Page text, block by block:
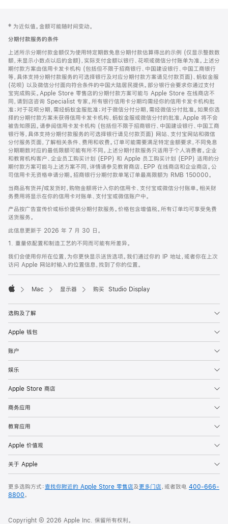
页
页
脚
注
‡ 为近似值。金额可能随时间变动。
分期付款服务的条件
上述所示分期付款金额仅为使用特定期数免息分期付款估算得出的示例 (仅显示整数数
额，未显示小数点以后的金额)，实际支付金额以银行、花呗或微信分付账单为准。上述分
期付款方案由信用卡发卡机构 (包括但不限于招商银行、中国建设银行、中国工商银行
等，具体支持分期付款服务的可选择银行及对应分期付款方案请见付款页面)、蚂蚁金服
(花呗) 以及微信分付面向符合条件的中国大陆居民提供。部分银行会要求你通过支付
宝完成购买。Apple Store 零售店的分期付款方案可能与 Apple Store 在线商店不
同，请到店咨询 Specialist 专家。所有银行信用卡分期均需经你的信用卡发卡机构批
准；对于花呗分期，需经蚂蚁金服批准；对于微信分付分期，需经微信分付批准。如果你选
择的分期付款方案未获得信用卡发卡机构、蚂蚁金服或微信分付的批准，Apple 将不会
被告知原因。请参阅信用卡发卡机构 (包括但不限于招商银行、中国建设银行、中国工商
银行等，具体支持分期付款服务的可选择银行请见付款页面) 网站、支付宝网站和微信
分付服务页面，了解相关条件、费用和收费。订单可能需要满足特定金额要求，不同免息
分期期数对应的最低限额可能有所不同。上述分期付款服务只适用于个人消费者。企业
和教育机构客户、企业员工购买计划 (EPP) 和 Apple 员工购买计划 (EPP) 适用的分
期付款方案可能与上述方案不同，详情请参见教育商店、EPP 在线商店和企业商店。公
司信用卡无资格申请分期。招商银行分期付款单笔订单最高限额为 RMB 150000。
当商品有货并/或发货时，购物金额将计入你的信用卡、支付宝或微信分付账单。相关财
务费用将显示在你的信用卡对账单、支付宝或微信账户中。
产品按广告宣传价或标价提供分期付款服务。价格包含增值税。所有订单均可享受免费
送货服务。
此信息更新于 2026 年 7 月 30 日。
1. 重量依配置和制造工艺的不同而可能有所差异。
我们会使用你所在位置，为你更快显示送货选项。我们通过你的 IP 地址，或者你在上次
访问 Apple 网站时输入的位置信息，找到了你的位置。
Mac 显示器 购买 Studio Display
选购及了解
Apple 钱包
账户
娱乐
Apple Store 商店
商务应用
教育应用
Apple 价值观
关于 Apple
更多选购方式：查找你附近的 Apple Store 零售店及更多门店，或者致电 400-666-
8800。
Copyright © 2026 Apple Inc. 保留所有权利。